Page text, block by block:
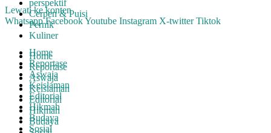
Lewati ke konten
Whatsapp FacebookYoutube Instagram X-twitter Tiktok
Home
Reportase
Aswaja
Keislaman
Editorial
Hikmah
Budaya
Sosial
perspektif
Cerpen & Puisi
Pernik
Kuliner
Home
Reportase
Aswaja
Keislaman
Editorial
Hikmah
Budaya